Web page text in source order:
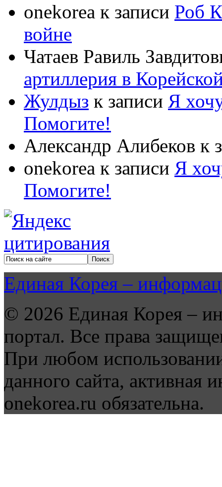
onekorea к записи Роб
войне
Чатаев Равиль
артиллерия в
Жулдыз к записи Я
Помогите!
Александр Алибеков к
onekorea к записи Я
Помогите!
Единая Корея –
© 2026 Единая Корея –
портал. Все права
При любом
данного сайта, активная
onekorea.ru обязательна.